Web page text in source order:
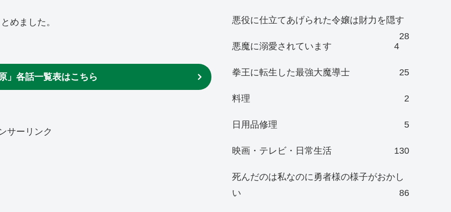
めました。
」各話一覧表はこちら
サーリンク
悪役に仕立てあげられた令嬢は財力を隠す
28
悪魔に溺愛されています
4
拳王に転生した最強大魔導士 25
料理 2
日用品修理 5
映画・テレビ・日常生活 130
死んだのは私なのに勇者様の様子がおかし
い
86